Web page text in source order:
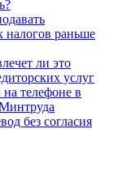
налогов раньше
ли это
услуг
телефоне в
без согласия